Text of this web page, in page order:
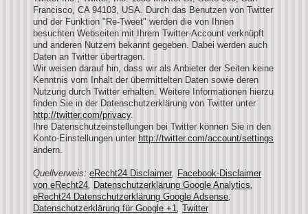
Francisco, CA 94103, USA. Durch das Benutzen von Twitter
und der Funktion "Re-Tweet" werden die von Ihnen
besuchten Webseiten mit Ihrem Twitter-Account verknüpft
und anderen Nutzern bekannt gegeben. Dabei werden auch
Daten an Twitter übertragen.
Wir weisen darauf hin, dass wir als Anbieter der Seiten keine
Kenntnis vom Inhalt der übermittelten Daten sowie deren
Nutzung durch Twitter erhalten. Weitere Informationen hierzu
finden Sie in der Datenschutzerklärung von Twitter unter
http://twitter.com/privacy.
Ihre Datenschutzeinstellungen bei Twitter können Sie in den
Konto-Einstellungen unter http://twitter.com/account/settings
ändern.
Quellverweis: eRecht24 Disclaimer
Facebook-Disclaimer
von eRecht24
Datenschutzerklärung Google Analytics
eRecht24 Datenschutzerklärung Google Adsense
Datenschutzerklärung für Google +1
Twitter